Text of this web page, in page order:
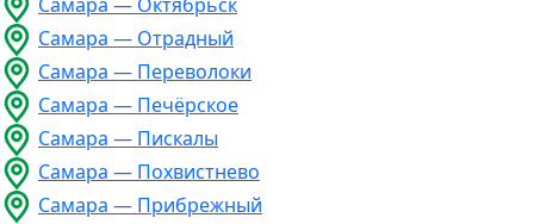
Самара — Октябрьск
Самара — Отрадный
Самара — Переволоки
Самара — Печёрское
Самара — Пискалы
Самара — Похвистнево
Самара — Прибрежный